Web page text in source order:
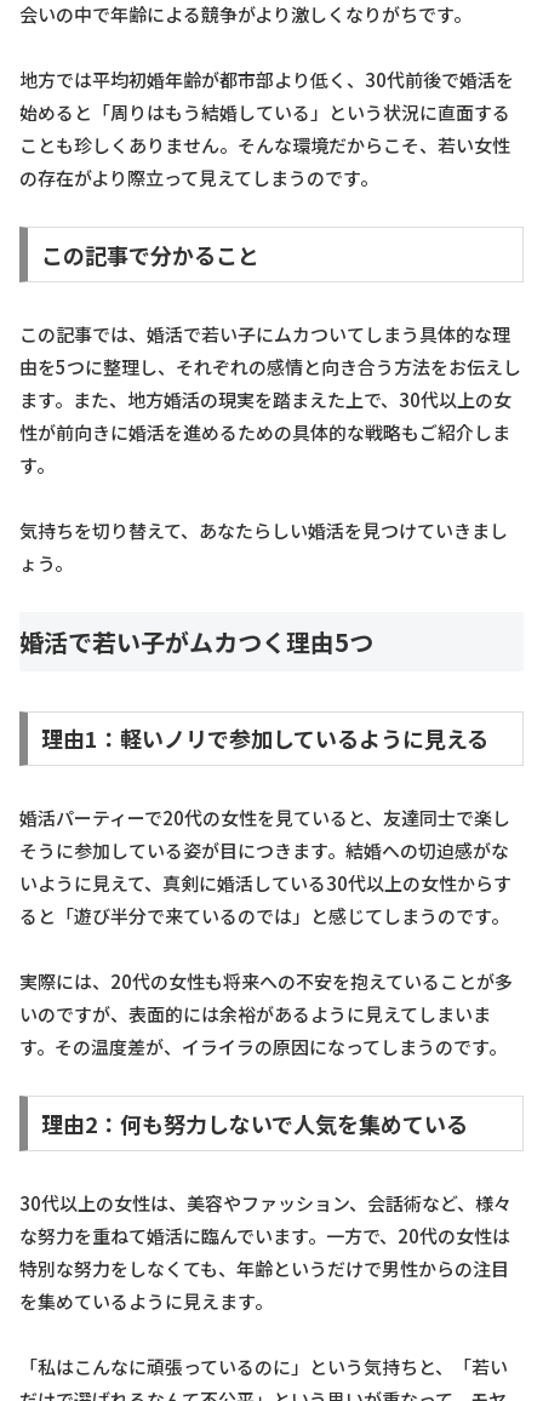
会いの中で年齢による競争がより激しくなりがちです。
地方では平均初婚年齢が都市部より低く、30代前後で婚活を
始めると「周りはもう結婚している」という状況に直面する
ことも珍しくありません。そんな環境だからこそ、若い女性
の存在がより際立って見えてしまうのです。
この記事で分かること
この記事では、婚活で若い子にムカついてしまう具体的な理
由を5つに整理し、それぞれの感情と向き合う方法をお伝えし
ます。また、地方婚活の現実を踏まえた上で、30代以上の女
性が前向きに婚活を進めるための具体的な戦略もご紹介しま
す。
気持ちを切り替えて、あなたらしい婚活を見つけていきまし
ょう。
婚活で若い子がムカつく理由5つ
理由1：軽いノリで参加しているように見える
婚活パーティーで20代の女性を見ていると、友達同士で楽し
そうに参加している姿が目につきます。結婚への切迫感がな
いように見えて、真剣に婚活している30代以上の女性からす
ると「遊び半分で来ているのでは」と感じてしまうのです。
実際には、20代の女性も将来への不安を抱えていることが多
いのですが、表面的には余裕があるように見えてしまいま
す。その温度差が、イライラの原因になってしまうのです。
理由2：何も努力しないで人気を集めている
30代以上の女性は、美容やファッション、会話術など、様々
な努力を重ねて婚活に臨んでいます。一方で、20代の女性は
特別な努力をしなくても、年齢というだけで男性からの注目
を集めているように見えます。
「私はこんなに頑張っているのに」という気持ちと、「若い